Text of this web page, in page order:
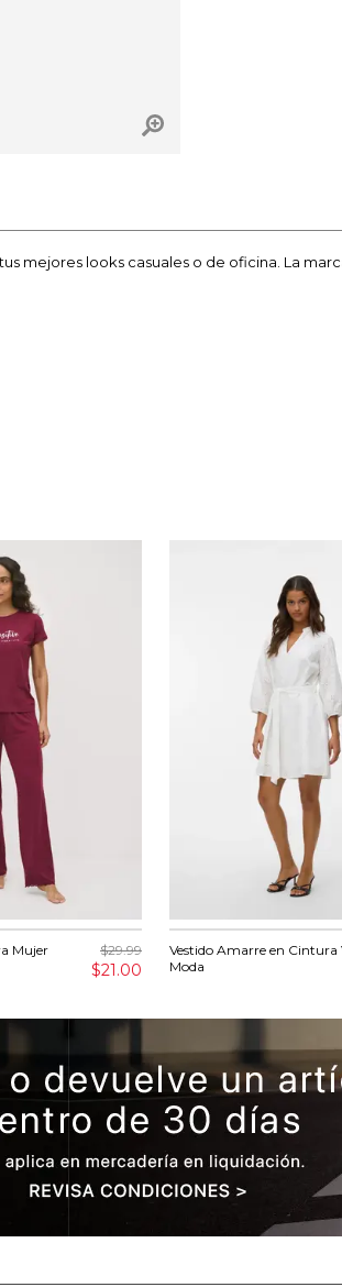
mejores looks casuales o de oficina. La
Mujer
$29.99
$21.00
Vestido Amarre en Cintura
Moda